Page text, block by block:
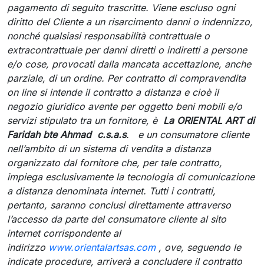
pagamento di seguito trascritte. Viene escluso ogni
diritto del Cliente a un risarcimento danni o indennizzo,
nonché qualsiasi responsabilità contrattuale o
extracontrattuale per danni diretti o indiretti a persone
e/o cose, provocati dalla mancata accettazione, anche
parziale, di un ordine. Per contratto di compravendita
on line si intende il contratto a distanza e cioè il
negozio giuridico avente per oggetto beni mobili e/o
servizi stipulato tra un fornitore, è La ORIENTAL ART di
Faridah bte Ahmad c.s.a.s. e un consumatore cliente
nell’ambito di un sistema di vendita a distanza
organizzato dal fornitore che, per tale contratto,
impiega esclusivamente la tecnologia di comunicazione
a distanza denominata internet. Tutti i contratti,
pertanto, saranno conclusi direttamente attraverso
l’accesso da parte del consumatore cliente al sito
internet corrispondente al
indirizzo www.orientalartsas.com, ove, seguendo le
indicate procedure, arriverà a concludere il contratto